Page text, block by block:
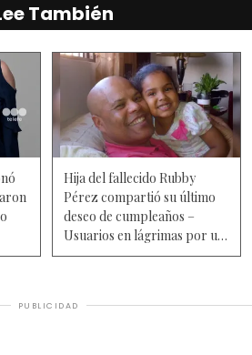
También
Hija del fallecido Rubby
Pérez compartió su último
deseo de cumpleaños –
Usuarios en lágrimas por un
video inédito
PUBLICIDAD